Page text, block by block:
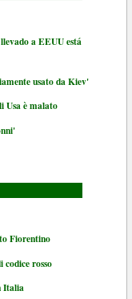
a EEUU está
usato da Kiev'
Usa è malato
Fiorentino
rosso
Italia